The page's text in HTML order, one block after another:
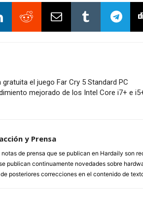
el juego Far Cry 5 Standard PC
mejorado de los Intel Core i7+ e
y Prensa
de prensa que se publican en Hardaily son
publican continuamente novedades sobre
posteriores correcciones en el contenido de